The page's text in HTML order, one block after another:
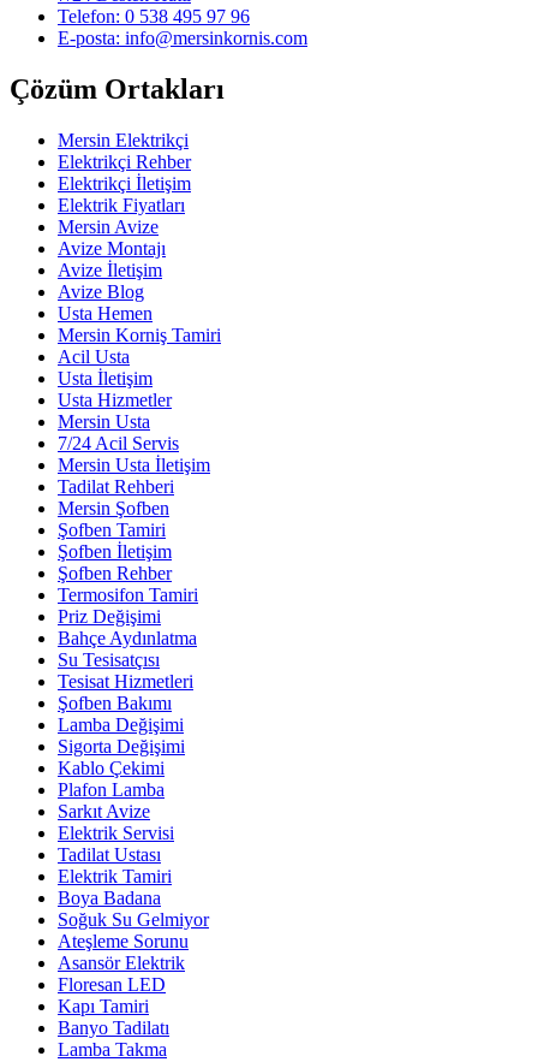
Telefon: 0 538 495 97 96
E-posta: info@mersinkornis.com
Çözüm Ortakları
Mersin Elektrikçi
Elektrikçi Rehber
Elektrikçi İletişim
Elektrik Fiyatları
Mersin Avize
Avize Montajı
Avize İletişim
Avize Blog
Usta Hemen
Mersin Korniş Tamiri
Acil Usta
Usta İletişim
Usta Hizmetler
Mersin Usta
7/24 Acil Servis
Mersin Usta İletişim
Tadilat Rehberi
Mersin Şofben
Şofben Tamiri
Şofben İletişim
Şofben Rehber
Termosifon Tamiri
Priz Değişimi
Bahçe Aydınlatma
Su Tesisatçısı
Tesisat Hizmetleri
Şofben Bakımı
Lamba Değişimi
Sigorta Değişimi
Kablo Çekimi
Plafon Lamba
Sarkıt Avize
Elektrik Servisi
Tadilat Ustası
Elektrik Tamiri
Boya Badana
Soğuk Su Gelmiyor
Ateşleme Sorunu
Asansör Elektrik
Floresan LED
Kapı Tamiri
Banyo Tadilatı
Lamba Takma